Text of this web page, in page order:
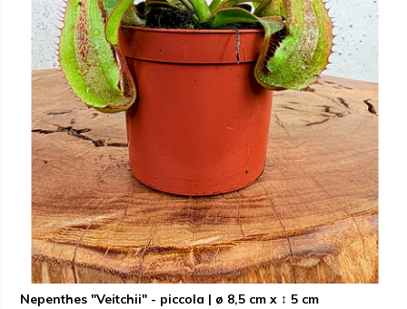
Nepenthes "Veitchii" - piccola | ø 8,5 cm x ↕ 5 cm